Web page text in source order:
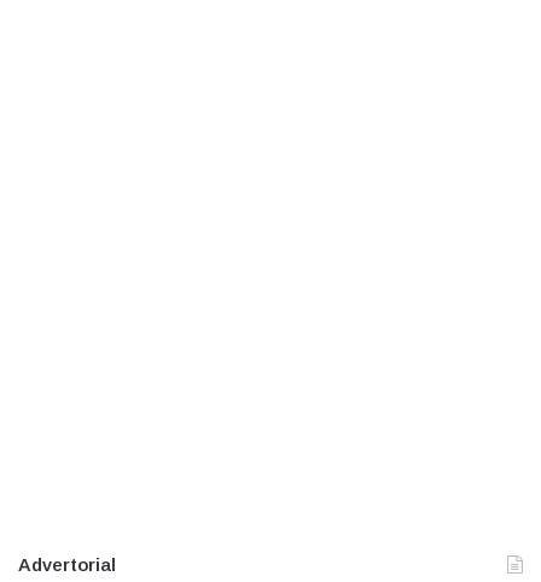
Advertorial